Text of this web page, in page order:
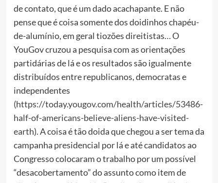
de contato, que é um dado acachapante. E não
pense que é coisa somente dos doidinhos chapéu-
de-alumínio, em geral tiozões direitistas… O
YouGov cruzou a pesquisa com as orientações
partidárias de lá e os resultados são igualmente
distribuídos entre republicanos, democratas e
independentes
(https://today.yougov.com/health/articles/53486-
half-of-americans-believe-aliens-have-visited-
earth). A coisa é tão doida que chegou a ser tema da
campanha presidencial por lá e até candidatos ao
Congresso colocaram o trabalho por um possível
“desacobertamento” do assunto como item de